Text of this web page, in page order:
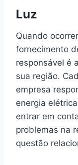
Luz
Quando
fornecimento
responsável é
sua região.
empresa
energia
entrar em
problemas na
questão